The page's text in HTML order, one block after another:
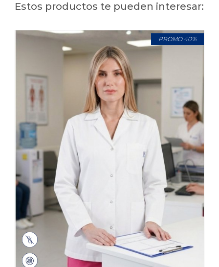
Estos productos te pueden interesar:
PROMO 40%